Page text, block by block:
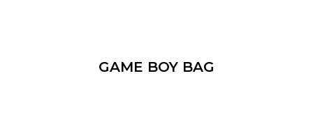
GAME BOY BAG